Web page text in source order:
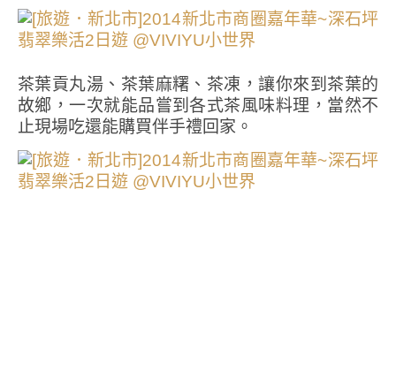
茶葉貢丸湯、茶葉麻糬、茶凍，讓你來到茶葉的
故鄉，一次就能品嘗到各式茶風味料理，當然不
止現場吃還能購買伴手禮回家。